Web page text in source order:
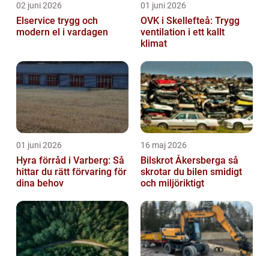
02 juni 2026
Elservice trygg och
modern el i vardagen
01 juni 2026
OVK i Skellefteå: Trygg
ventilation i ett kallt
klimat
01 juni 2026
Hyra förråd i Varberg: Så
hittar du rätt förvaring för
dina behov
16 maj 2026
Bilskrot Åkersberga så
skrotar du bilen smidigt
och miljöriktigt